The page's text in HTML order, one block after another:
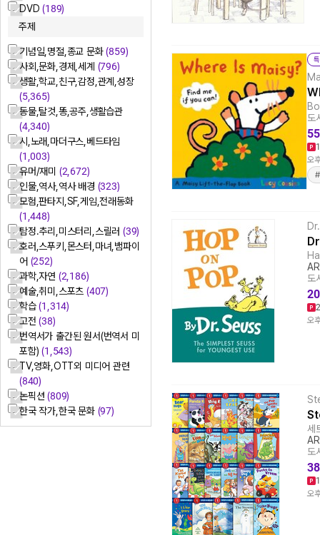
DVD(189)
주제
기념일,명절,종교 문화(859)
사회,문화,경제,세계 (796)
생활,학교,친구,감정,관계,성장
(5,365)
동물,탈것,똥,공주,생활습관
(4,340)
시,노래,마더구스,베드타임
(1,003)
유머/재미 (2,672)
인물,역사,역사 배경 (323)
모험,판타지,SF,게임,전래동화
(1,448)
탐정.추리,미스터리,스릴러(39)
호러,스푸키,몬스터,마녀,뱀파이
어 (252)
과학,자연 (2,186)
예술,취미,스포츠(407)
학습(1,314)
고전(38)
번역서가 출간된 원서(번역서 미
포함)(1,543)
TV,영화,OTT외 미디어 관련
(840)
논픽션(809)
한국 작가,한국 문화 (97)
도
55
오
도
20
오
세
도
38
오